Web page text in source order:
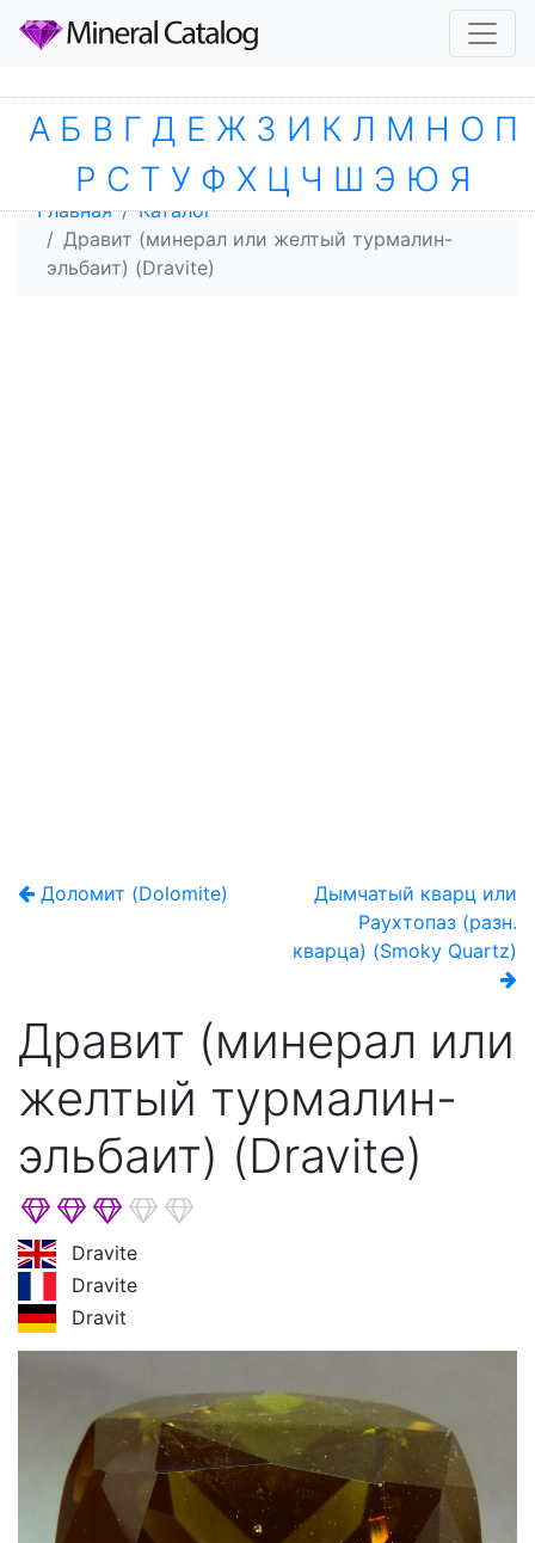
Главная
Каталог
Дравит (минерал или желтый турмалин-
эльбаит) (Dravite)
Доломит (Dolomite)
Дымчатый кварц или
Раухтопаз (разн.
кварца) (Smoky Quartz)
Дравит (минерал или
желтый турмалин-
эльбаит) (Dravite)
Dravite
Dravite
Dravit
А Б В Г Д Е Ж З И К Л М Н О П
Р С Т У Ф Х Ц Ч Ш Э Ю Я